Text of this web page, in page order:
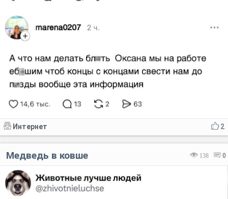
2
Интернет
138 0
Медведь в ковше